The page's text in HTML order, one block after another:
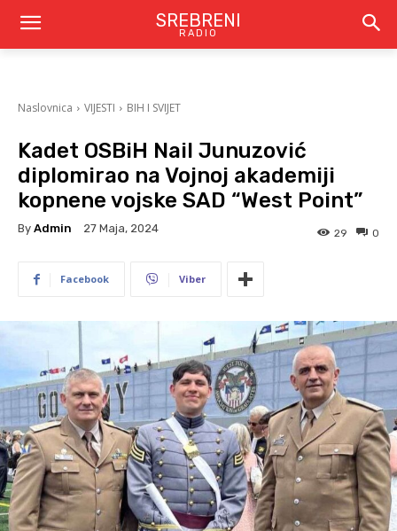
SREBRENI
RADIO
Naslovnica VIJESTI BIH I SVIJET
Kadet OSBiH Nail Junuzović
diplomirao na Vojnoj akademiji
kopnene vojske SAD “West Point”
By Admin 27 Maja, 2024 0
29
Facebook Viber